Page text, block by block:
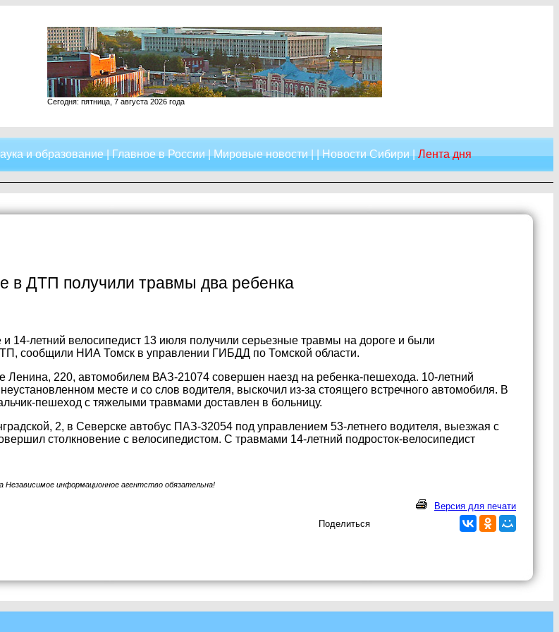
Сегодня: пятница, 7 августа 2026 года
и образование|Главное в России|Мировые новости| |Новости Сибири|Лента дня
в ДТП получили травмы два ребенка
14-летний велосипедист 13 июля получили серьезные травмы на дороге и были
сообщили НИА Томск в управлении ГИБДД по Томской области.
Ленина, 220, автомобилем ВАЗ-21074 совершен наезд на ребенка-пешехода. 10-летний
месте и со слов водителя, выскочил из-за стоящего встречного автомобиля. В
пешеход с тяжелыми травмами доставлен в больницу.
2, в Северске автобус ПАЗ-32054 под управлением 53-летнего водителя, выезжая с
столкновение с велосипедистом. С травмами 14-летний подросток-велосипедист
Независимое информационное агентство обязательна!
Версия для печати
Поделиться